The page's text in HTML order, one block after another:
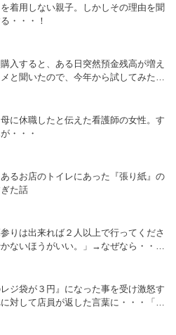
着用しない親子。しかしその理由を聞
・・・！
入すると、ある日突然預金残高が増え
と聞いたので、今年から試してみた結
母に休職したと伝えた看護師の女性。す
・・・
るお店のトイレにあった『張り紙』の
た話
りは出来れば２人以上で行ってくださ
ないほうがいい。」→なぜなら・・・
レジ袋が３円』になった事を受け激怒す
対して店員が返した言葉に・・・「よ